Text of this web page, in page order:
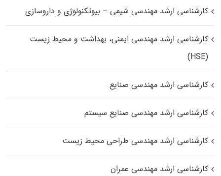
کارشناسی ارشد مهندسی شیمی – بیوتکنولوژی و داروسازی
کارشناسی ارشد مهندسی ایمنی، بهداشت و محیط زیست
(HSE)
کارشناسی ارشد مهندسی صنایع
کارشناسی ارشد مهندسی صنایع سیستم
کارشناسی ارشد مهندسی طراحی محیط زیست
کارشناسی ارشد مهندسی عمران